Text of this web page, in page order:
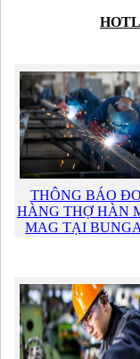
THÔNG BÁO
HÀNG THỢ HÀN
MAG TẠI